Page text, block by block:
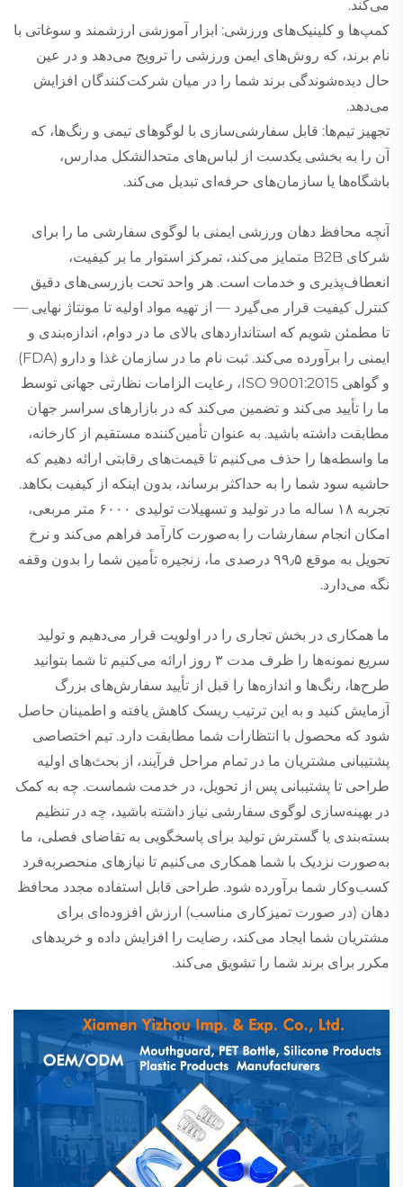
می‌کند.
کمپ‌ها و کلینیک‌های ورزشی: ابزار آموزشی ارزشمند و سوغاتی با
نام برند، که روش‌های ایمن ورزشی را ترویج می‌دهد و در عین
حال دیده‌شوندگی برند شما را در میان شرکت‌کنندگان افزایش
می‌دهد.
تجهیز تیم‌ها: قابل سفارشی‌سازی با لوگوهای تیمی و رنگ‌ها، که
آن را به بخشی یکدست از لباس‌های متحدالشکل مدارس،
باشگاه‌ها یا سازمان‌های حرفه‌ای تبدیل می‌کند.
آنچه محافظ دهان ورزشی ایمنی با لوگوی سفارشی ما را برای
شرکای B2B متمایز می‌کند، تمرکز استوار ما بر کیفیت،
انعطاف‌پذیری و خدمات است. هر واحد تحت بازرسی‌های دقیق
کنترل کیفیت قرار می‌گیرد — از تهیه مواد اولیه تا مونتاژ نهایی —
تا مطمئن شویم که استانداردهای بالای ما در دوام، اندازه‌بندی و
ایمنی را برآورده می‌کند. ثبت نام ما در سازمان غذا و دارو (FDA)
و گواهی ISO 9001:2015، رعایت الزامات نظارتی جهانی توسط
ما را تأیید می‌کند و تضمین می‌کند که در بازارهای سراسر جهان
مطابقت داشته باشید. به عنوان تأمین‌کننده مستقیم از کارخانه،
ما واسطه‌ها را حذف می‌کنیم تا قیمت‌های رقابتی ارائه دهیم که
حاشیه سود شما را به حداکثر برساند، بدون اینکه از کیفیت بکاهد.
تجربه ۱۸ ساله ما در تولید و تسهیلات تولیدی ۶۰۰۰ متر مربعی،
امکان انجام سفارشات را به‌صورت کارآمد فراهم می‌کند و نرخ
تحویل به موقع ۹۹٫۵ درصدی ما، زنجیره تأمین شما را بدون وقفه
نگه می‌دارد.
ما همکاری در بخش تجاری را در اولویت قرار می‌دهیم و تولید
سریع نمونه‌ها را ظرف مدت ۳ روز ارائه می‌کنیم تا شما بتوانید
طرح‌ها، رنگ‌ها و اندازه‌ها را قبل از تأیید سفارش‌های بزرگ
آزمایش کنید و به این ترتیب ریسک کاهش یافته و اطمینان حاصل
شود که محصول با انتظارات شما مطابقت دارد. تیم اختصاصی
پشتیبانی مشتریان ما در تمام مراحل فرآیند، از بحث‌های اولیه
طراحی تا پشتیبانی پس از تحویل، در خدمت شماست. چه به کمک
در بهینه‌سازی لوگوی سفارشی نیاز داشته باشید، چه در تنظیم
بسته‌بندی یا گسترش تولید برای پاسخگویی به تقاضای فصلی، ما
به‌صورت نزدیک با شما همکاری می‌کنیم تا نیازهای منحصربه‌فرد
کسب‌وکار شما برآورده شود. طراحی قابل استفاده مجدد محافظ
دهان (در صورت تمیزکاری مناسب) ارزش افزوده‌ای برای
مشتریان شما ایجاد می‌کند، رضایت را افزایش داده و خریدهای
مکرر برای برند شما را تشویق می‌کند.